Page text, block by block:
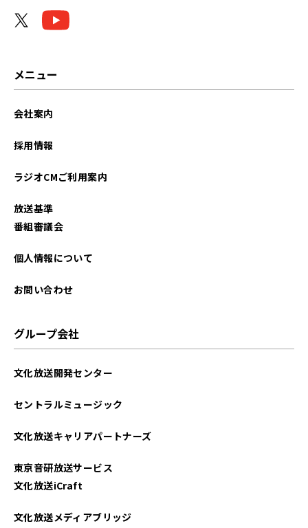
メニュー
会社案内
採用情報
ラジオCMご利用案内
放送基準
番組審議会
個人情報について
お問い合わせ
グループ会社
文化放送開発センター
セントラルミュージック
文化放送キャリアパートナーズ
東京音研放送サービス
文化放送iCraft
文化放送メディアブリッジ